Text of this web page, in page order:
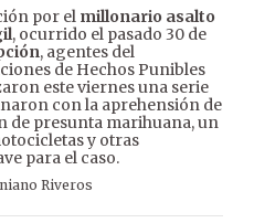
por el millonario asalto
, ocurrido el pasado 30 de
, agentes del
de Hechos Punibles
este viernes una serie
con la aprehensión de
de presunta marihuana, un
y otras
para el caso.
Riveros